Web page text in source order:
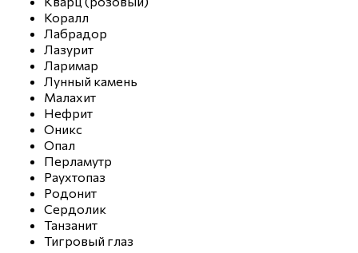
Коралл
Лабрадор
Лазурит
Ларимар
Лунный камень
Малахит
Нефрит
Оникс
Опал
Перламутр
Раухтопаз
Родонит
Сердолик
Танзанит
Тигровый глаз